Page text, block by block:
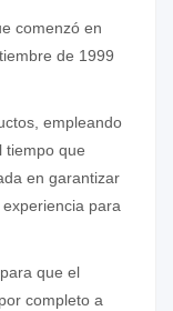
comenzó en
de 1999
empleando
tiempo que
en garantizar
para
que el
completo a